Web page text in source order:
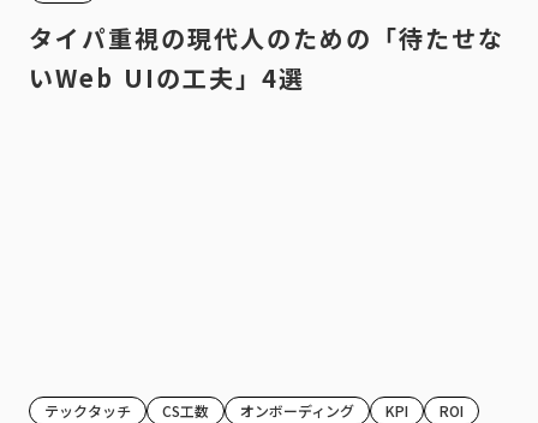
タイパ重視の現代人のための「待たせな
いWeb UIの工夫」4選
テックタッチ CS工数 オンボーディング KPI ROI